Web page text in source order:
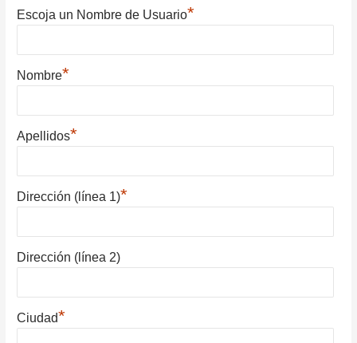
Escoja un Nombre de Usuario*
Nombre*
Apellidos*
Dirección (línea 1)*
Dirección (línea 2)
Ciudad*